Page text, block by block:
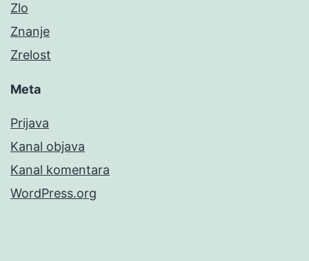
Zlo
Znanje
Zrelost
Meta
Prijava
Kanal objava
Kanal komentara
WordPress.org